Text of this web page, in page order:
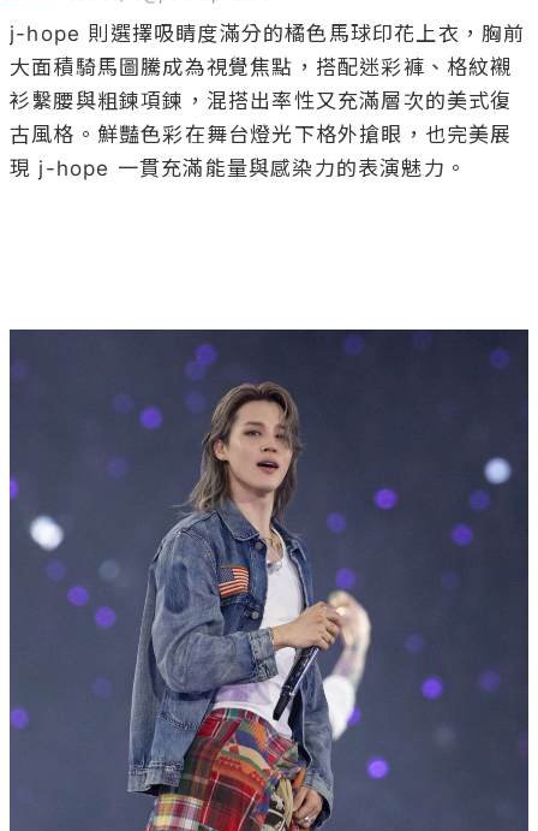
j-hope 則選擇吸睛度滿分的橘色馬球印花上衣，胸前
大面積騎馬圖騰成為視覺焦點，搭配迷彩褲、格紋襯
衫繫腰與粗鍊項鍊，混搭出率性又充滿層次的美式復
古風格。鮮豔色彩在舞台燈光下格外搶眼，也完美展
現 j-hope 一貫充滿能量與感染力的表演魅力。